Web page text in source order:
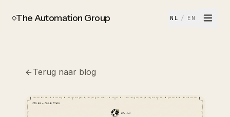
The Automation Group NL / EN
Terug naar blog